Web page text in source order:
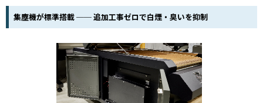
集塵機が標準搭載 ── 追加工事ゼロで白煙・臭いを抑制